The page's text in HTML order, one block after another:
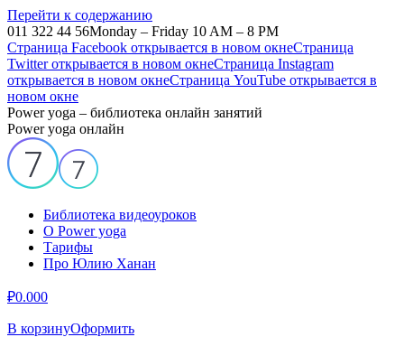
Перейти к содержанию
011 322 44 56Monday – Friday 10 AM – 8 PM
Страница Facebook открывается в новом окнеСтраница
Twitter открывается в новом окнеСтраница Instagram
открывается в новом окнеСтраница YouTube открывается в
новом окне
Power yoga – библиотека онлайн занятий
Power yoga онлайн
Библиотека видеоуроков
О Power yoga
Тарифы
Про Юлию Ханан
₽0.000
В корзинуОформить